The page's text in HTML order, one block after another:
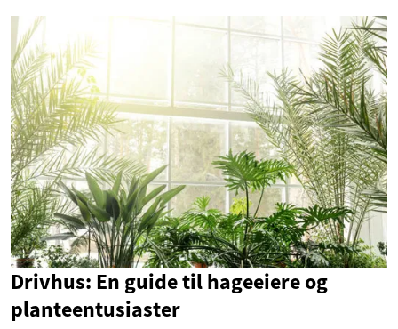
Drivhus: En guide til hageeiere og
planteentusiaster